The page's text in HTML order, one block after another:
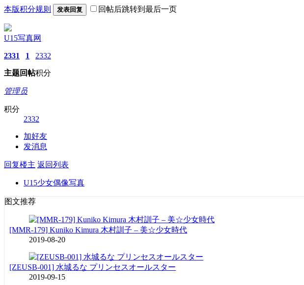
本版积分规则 发表回复 回帖后跳转到最后一页
U15写真网
2331
主题
1
回帖
2332
积分
管理员
积分
2332
加好友
发消息
回复楼主 返回列表
U15少女偶像写真
图文推荐
[MMR-179] Kuniko Kimura 木村訓子 – 美☆少女時代
2019-08-20
[ZEUSB-001] 水城るな プリンセスオールスター
2019-09-15